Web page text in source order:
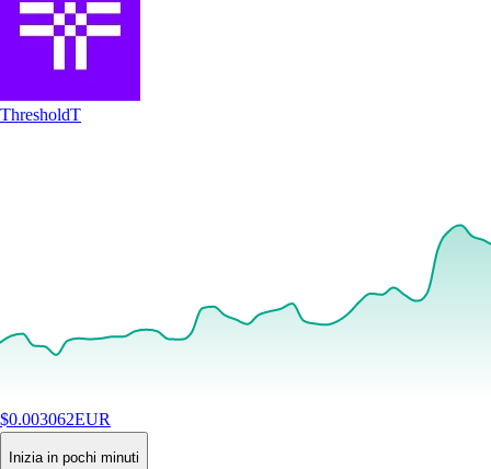
ThresholdT
$0.003062EUR
+5.51%24H
Buy
Inizia in pochi minuti